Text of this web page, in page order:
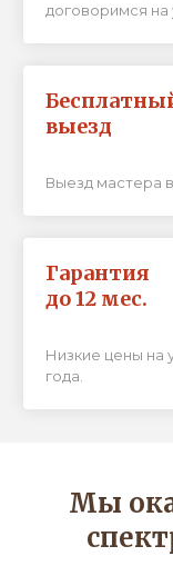
договоримся на
выезд
Выезд мастера
Гарантия
до 12 мес.
Низкие цены на
года.
Мы